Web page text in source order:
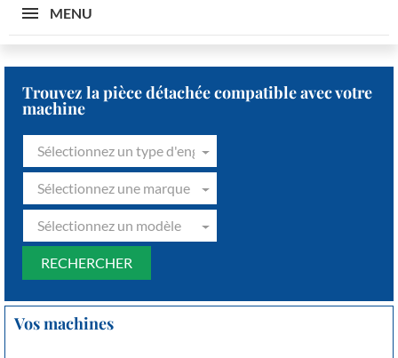
MENU
Trouvez la pièce détachée compatible avec votre
machine
Sélectionnez un type d'engin
Sélectionnez une marque
Sélectionnez un modèle
Vos machines